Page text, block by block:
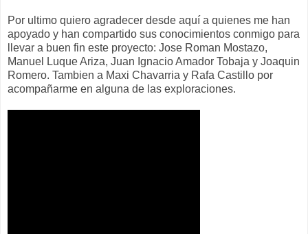
Por ultimo quiero agradecer desde aquí a quienes me han
apoyado y han compartido sus conocimientos conmigo para
llevar a buen fin este proyecto: Jose Roman Mostazo,
Manuel Luque Ariza, Juan Ignacio Amador Tobaja y Joaquin
Romero. Tambien a Maxi Chavarria y Rafa Castillo por
acompañarme en alguna de las exploraciones.